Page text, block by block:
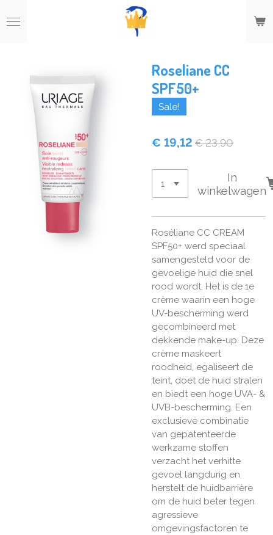
direct
Roseliane CC
SPF50+
Sale!
€ 19,12 € 23,90
In
winkelwagen
Roséliane CC CREAM
SPF50+ werd speciaal
samengesteld voor de
gevoelige huid die snel
rood wordt. Het is de 1e
crème waarin een hoge
UV-bescherming werd
gecombineerd met
dekkende make-up. Deze
crème maskeert
roodheid, egaliseert de
teint, doet de huid stralen
en biedt een hoge UVA- &
UVB-bescherming. Een
exclusieve combinatie
van gepatenteerde
werkzame stoffen
verzacht het verhitte
gevoel langdurig en
herstelt de huidbarrière
om de huid beter tegen
agressieve
omgevingsfactoren te